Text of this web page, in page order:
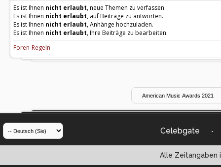
Es ist Ihnen nicht erlaubt, neue Themen zu verfassen.
Es ist Ihnen nicht erlaubt, auf Beiträge zu antworten.
Es ist Ihnen nicht erlaubt, Anhänge hochzuladen.
Es ist Ihnen nicht erlaubt, Ihre Beiträge zu bearbeiten.
Foren-Regeln
Celebgate -
Alle Zeitangaben